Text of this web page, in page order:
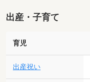
出産・子育て
育児
出産祝い